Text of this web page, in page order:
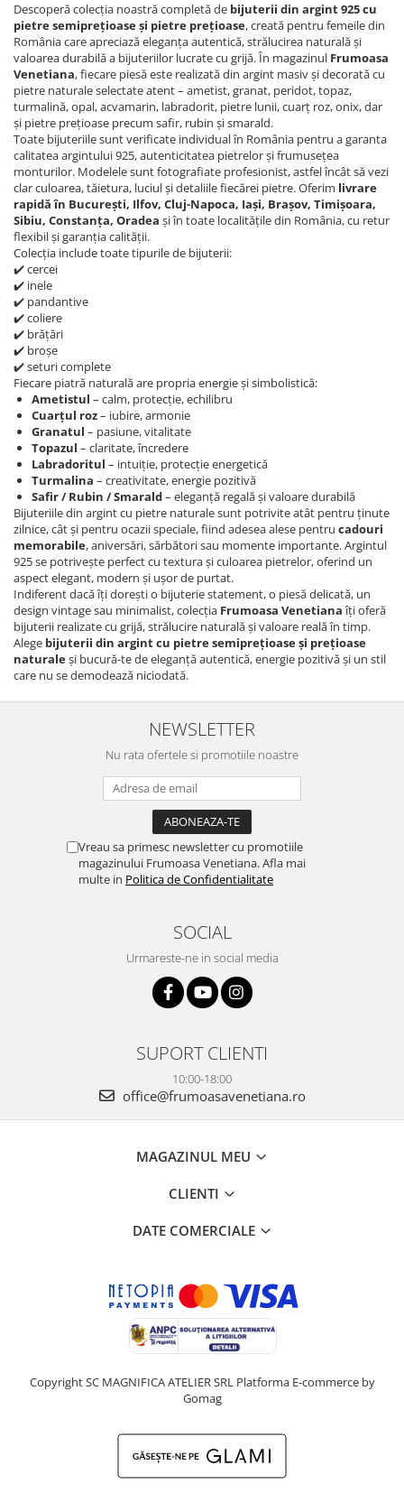
Descoperă colecția noastră completă de bijuterii din argint 925 cu
pietre semiprețioase și pietre prețioase, creată pentru femeile din
România care apreciază eleganța autentică, strălucirea naturală și
valoarea durabilă a bijuteriilor lucrate cu grijă. În magazinul Frumoasa
Venetiana, fiecare piesă este realizată din argint masiv și decorată cu
pietre naturale selectate atent – ametist, granat, peridot, topaz,
turmalină, opal, acvamarin, labradorit, pietre lunii, cuarț roz, onix, dar
și pietre prețioase precum safir, rubin și smarald.
Toate bijuteriile sunt verificate individual în România pentru a garanta
calitatea argintului 925, autenticitatea pietrelor și frumusețea
monturilor. Modelele sunt fotografiate profesionist, astfel încât să vezi
clar culoarea, tăietura, luciul și detaliile fiecărei pietre. Oferim livrare
rapidă în București, Ilfov, Cluj-Napoca, Iași, Brașov, Timișoara,
Sibiu, Constanța, Oradea și în toate localitățile din România, cu retur
flexibil și garanția calității.
Colecția include toate tipurile de bijuterii:
✔️ cercei
✔️ inele
✔️ pandantive
✔️ coliere
✔️ brățări
✔️ broșe
✔️ seturi complete
Fiecare piatră naturală are propria energie și simbolistică:
Ametistul – calm, protecție, echilibru
Cuarțul roz– iubire, armonie
Granatul – pasiune, vitalitate
Topazul – claritate, încredere
Labradoritul – intuiție, protecție energetică
Turmalina – creativitate, energie pozitivă
Safir / Rubin / Smarald– eleganță regală și valoare durabilă
Bijuteriile din argint cu pietre naturale sunt potrivite atât pentru ținute
zilnice, cât și pentru ocazii speciale, fiind adesea alese pentru cadouri
memorabile, aniversări, sărbători sau momente importante. Argintul
925 se potrivește perfect cu textura și culoarea pietrelor, oferind un
aspect elegant, modern și ușor de purtat.
Indiferent dacă îți dorești o bijuterie statement, o piesă delicată, un
design vintage sau minimalist, colecția Frumoasa Venetianaîți oferă
bijuterii realizate cu grijă, strălucire naturală și valoare reală în timp.
Alege bijuterii din argint cu pietre semiprețioase și prețioase
naturaleși bucură-te de eleganță autentică, energie pozitivă și un stil
care nu se demodează niciodată.
NEWSLETTER
Nu rata ofertele si promotiile noastre
Vreau sa primesc newsletter cu promotiile
magazinului Frumoasa Venetiana. Afla mai
multe in Politica de Confidentialitate
SOCIAL
Urmareste-ne in social media
SUPORT CLIENTI
10:00-18:00
office@frumoasavenetiana.ro
MAGAZINUL MEU
CLIENTI
DATE COMERCIALE
Copyright SC MAGNIFICA ATELIER SRL Platforma E-commerce by
Gomag